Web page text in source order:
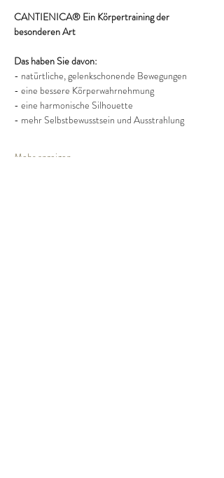
CANTIENICA® Ein Körpertraining der
besonderen Art
Das haben Sie davon:
- natürtliche, gelenkschonende Bewegungen
- eine bessere Körperwahrnehmung
- eine harmonische Silhouette
- mehr Selbstbewusstsein und Ausstrahlung
Mehr anzeigen